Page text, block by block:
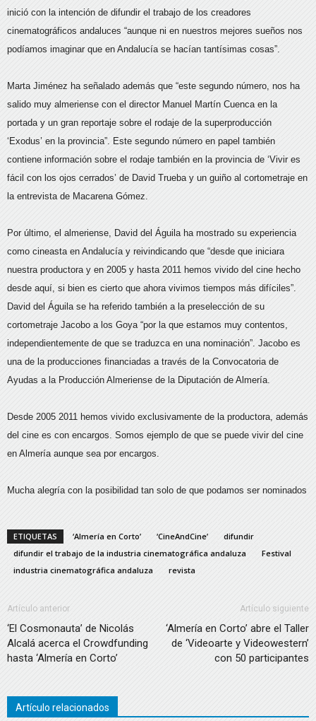
inició con la intención de difundir el trabajo de los creadores
cinematográficos andaluces “aunque ni en nuestros mejores sueños nos
podíamos imaginar que en Andalucía se hacían tantísimas cosas”.
Marta Jiménez ha señalado además que “este segundo número, nos ha
salido muy almeriense con el director Manuel Martín Cuenca en la
portada y un gran reportaje sobre el rodaje de la superproducción
‘Exodus’ en la provincia”. Este segundo número en papel también
contiene información sobre el rodaje también en la provincia de ‘Vivir es
fácil con los ojos cerrados’ de David Trueba y un guiño al cortometraje en
la entrevista de Macarena Gómez.
Por último, el almeriense, David del Águila ha mostrado su experiencia
como cineasta en Andalucía y reivindicando que “desde que iniciara
nuestra productora y en 2005 y hasta 2011 hemos vivido del cine hecho
desde aquí, si bien es cierto que ahora vivimos tiempos más difíciles”.
David del Águila se ha referido también a la preselección de su
cortometraje Jacobo a los Goya “por la que estamos muy contentos,
independientemente de que se traduzca en una nominación”. Jacobo es
una de la producciones financiadas a través de la Convocatoria de
Ayudas a la Producción Almeriense de la Diputación de Almería.
Desde 2005 2011 hemos vivido exclusivamente de la productora, además
del cine es con encargos. Somos ejemplo de que se puede vivir del cine
en Almería aunque sea por encargos.
Mucha alegría con la posibilidad tan solo de que podamos ser nominados
ETIQUETAS ‘Almería en Corto’ ‘CineAndCine’
difundir
difundir el trabajo de la industria cinematográfica andaluza
Festival
industria cinematográfica andaluza
revista
Artículo anterior
‘El Cosmonauta’ de Nicolás
Alcalá acerca el Crowdfunding
hasta ‘Almería en Corto’
Artículo siguiente
‘Almería en Corto’ abre el Taller
de ‘Videoarte y Videowestern’
con 50 participantes
Artículo relacionados